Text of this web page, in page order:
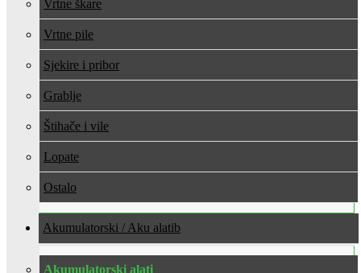
Vrtne škare
Vrtne pile
Sjekire i pribor
Grablje
Štihače i vile
Lopate
Ostalo
Akumulatorski / Aku alati
Akumulatorski alati